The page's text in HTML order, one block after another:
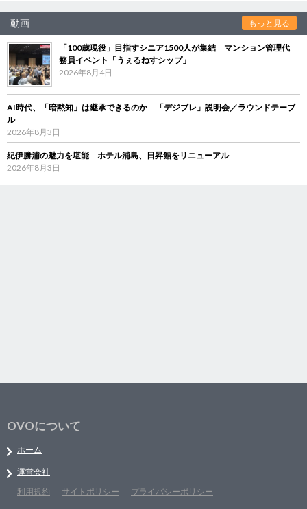
動画 もっと見る
「100歳現役」目指すシニア1500人が集結 マンション管理代
務員イベント「うぇるねすシップ」
2026年8月4日
AI時代、「暗黙知」は継承できるのか 「デジブレ」説明会／ラウンドテーブ
ル
2026年8月3日
紀伊勝浦の魅力を堪能 ホテル浦島、日昇館をリニューアル
2026年8月3日
OVOについて
ホーム
運営会社
利用規約
サイトポリシー プライバシーポリシー